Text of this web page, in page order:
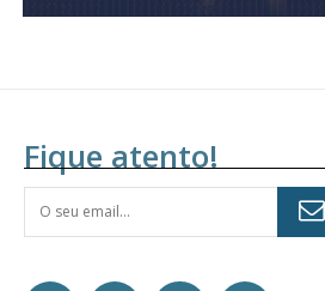
Fique atento!